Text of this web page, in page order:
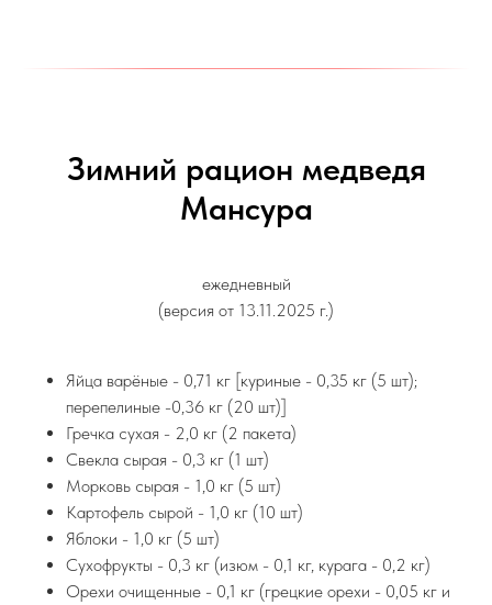
Зимний рацион медведя
Мансура
ежедневный
(версия от 13.11.2025 г.)
Яйца варёные - 0,71 кг [куриные - 0,35 кг (5 шт);
перепелиные -0,36 кг (20 шт)]
Гречка сухая - 2,0 кг (2 пакета)
Свекла сырая - 0,3 кг (1 шт)
Морковь сырая - 1,0 кг (5 шт)
Картофель сырой - 1,0 кг (10 шт)
Яблоки - 1,0 кг (5 шт)
Сухофрукты - 0,3 кг (изюм - 0,1 кг, курага - 0,2 кг)
Орехи очищенные - 0,1 кг (грецкие орехи - 0,05 кг и